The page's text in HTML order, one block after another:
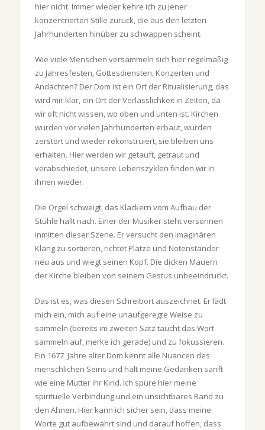
hier nicht. Immer wieder kehre ich zu jener
konzentrierten Stille zurück, die aus den letzten
Jahrhunderten hinüber zu schwappen scheint.
Wie viele Menschen versammeln sich hier regelmäßig
zu Jahresfesten, Gottesdiensten, Konzerten und
Andachten? Der Dom ist ein Ort der Ritualisierung, das
wird mir klar, ein Ort der Verlässlichkeit in Zeiten, da
wir oft nicht wissen, wo oben und unten ist. Kirchen
wurden vor vielen Jahrhunderten erbaut, wurden
zerstört und wieder rekonstruiert, sie bleiben uns
erhalten. Hier werden wir getauft, getraut und
verabschiedet, unsere Lebenszyklen finden wir in
ihnen wieder.
Die Orgel schweigt, das Klackern vom Aufbau der
Stühle hallt nach. Einer der Musiker steht versonnen
inmitten dieser Szene. Er versucht den imaginären
Klang zu sortieren, richtet Plätze und Notenständer
neu aus und wiegt seinen Kopf. Die dicken Mauern
der Kirche bleiben von seinem Gestus unbeeindruckt.
Das ist es, was diesen Schreibort auszeichnet. Er lädt
mich ein, mich auf eine unaufgeregte Weise zu
sammeln (bereits im zweiten Satz taucht das Wort
sammeln auf, merke ich gerade) und zu fokussieren.
Ein 1677 Jahre alter Dom kennt alle Nuancen des
menschlichen Seins und hält meine Gedanken sanft
wie eine Mutter ihr Kind. Ich spüre hier meine
spirituelle Verbindung und ein unsichtbares Band zu
den Ahnen. Hier kann ich sicher sein, dass meine
Worte gut aufbewahrt sind und darauf hoffen, dass